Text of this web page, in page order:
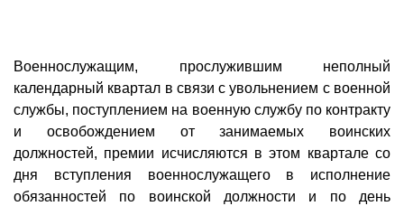
Военнослужащим, прослужившим неполный
календарный квартал в связи с увольнением с военной
службы, поступлением на военную службу по контракту
и освобождением от занимаемых воинских
должностей, премии исчисляются в этом квартале со
дня вступления военнослужащего в исполнение
обязанностей по воинской должности и по день